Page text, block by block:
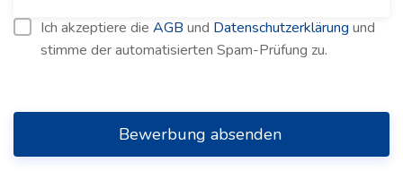
Ich akzeptiere die AGB und Datenschutzerklärung und
stimme der automatisierten Spam-Prüfung zu.
Bewerbung absenden